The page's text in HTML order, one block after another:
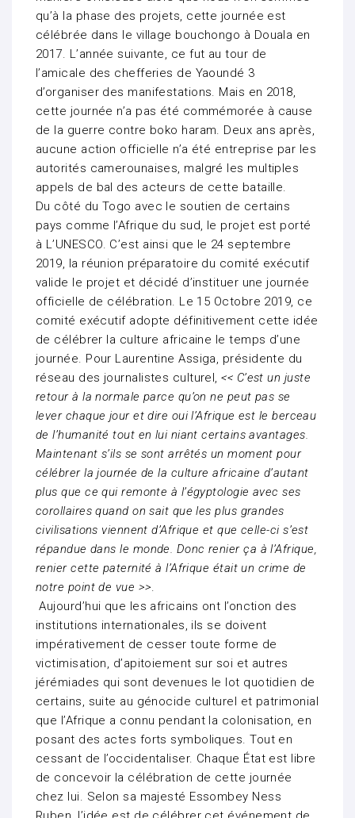
qu’à la phase des projets, cette journée est
célébrée dans le village bouchongo à Douala en
2017. L’année suivante, ce fut au tour de
l’amicale des chefferies de Yaoundé 3
d’organiser des manifestations. Mais en 2018,
cette journée n’a pas été commémorée à cause
de la guerre contre boko haram. Deux ans après,
aucune action officielle n’a été entreprise par les
autorités camerounaises, malgré les multiples
appels de bal des acteurs de cette bataille.
Du côté du Togo avec le soutien de certains
pays comme l’Afrique du sud, le projet est porté
à L’UNESCO. C’est ainsi que le 24 septembre
2019, la réunion préparatoire du comité exécutif
valide le projet et décidé d’instituer une journée
officielle de célébration. Le 15 Octobre 2019, ce
comité exécutif adopte définitivement cette idée
de célébrer la culture africaine le temps d’une
journée. Pour Laurentine Assiga, présidente du
réseau des journalistes culturel,<< C’est un juste
retour à la normale parce qu’on ne peut pas se
lever chaque jour et dire oui l’Afrique est le berceau
de l’humanité tout en lui niant certains avantages.
Maintenant s’ils se sont arrêtés un moment pour
célébrer la journée de la culture africaine d’autant
plus que ce qui remonte à l’égyptologie avec ses
corollaires quand on sait que les plus grandes
civilisations viennent d’Afrique et que celle-ci s’est
répandue dans le monde. Donc renier ça à l’Afrique,
renier cette paternité à l’Afrique était un crime de
notre point de vue >>.
Aujourd’hui que les africains ont l’onction des
institutions internationales, ils se doivent
impérativement de cesser toute forme de
victimisation, d’apitoiement sur soi et autres
jérémiades qui sont devenues le lot quotidien de
certains, suite au génocide culturel et patrimonial
que l’Afrique a connu pendant la colonisation, en
posant des actes forts symboliques. Tout en
cessant de l’occidentaliser. Chaque État est libre
de concevoir la célébration de cette journée
chez lui. Selon sa majesté Essombey Ness